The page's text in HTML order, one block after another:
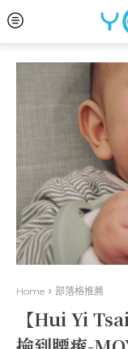
Home 部落格推薦
【Hui Yi